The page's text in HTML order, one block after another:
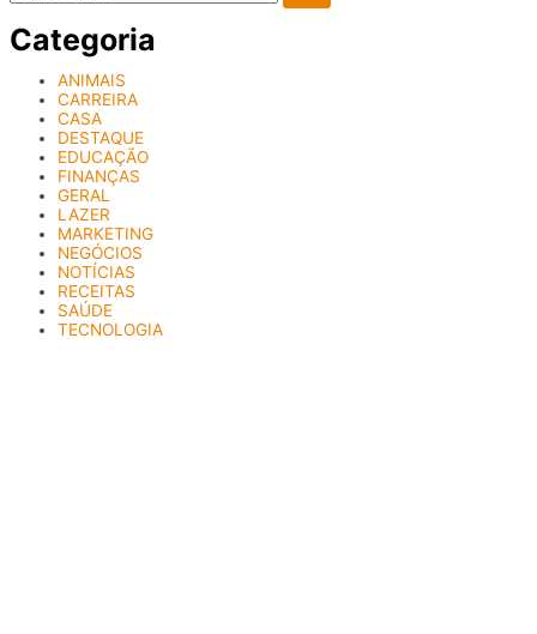
Categoria
ANIMAIS
CARREIRA
CASA
DESTAQUE
EDUCAÇÃO
FINANÇAS
GERAL
LAZER
MARKETING
NEGÓCIOS
NOTÍCIAS
RECEITAS
SAÚDE
TECNOLOGIA